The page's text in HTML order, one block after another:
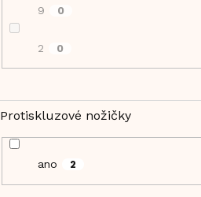
9 0
2 0
Protiskluzové nožičky
ano 2